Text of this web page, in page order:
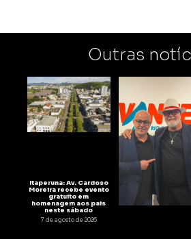
Outras
Itaperuna: Av. Cardoso
Moreira recebe evento
gratuito em
homenagem aos pais
neste sábado
7 de agosto de 2026